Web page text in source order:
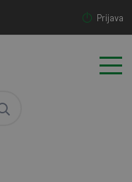
Prijava